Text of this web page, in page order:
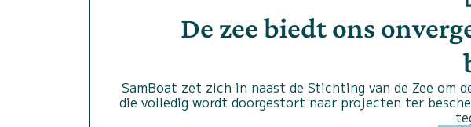
De zee biedt ons
SamBoat zet zich in naast de Stichting van de Zee om
die volledig wordt doorgestort naar projecten ter